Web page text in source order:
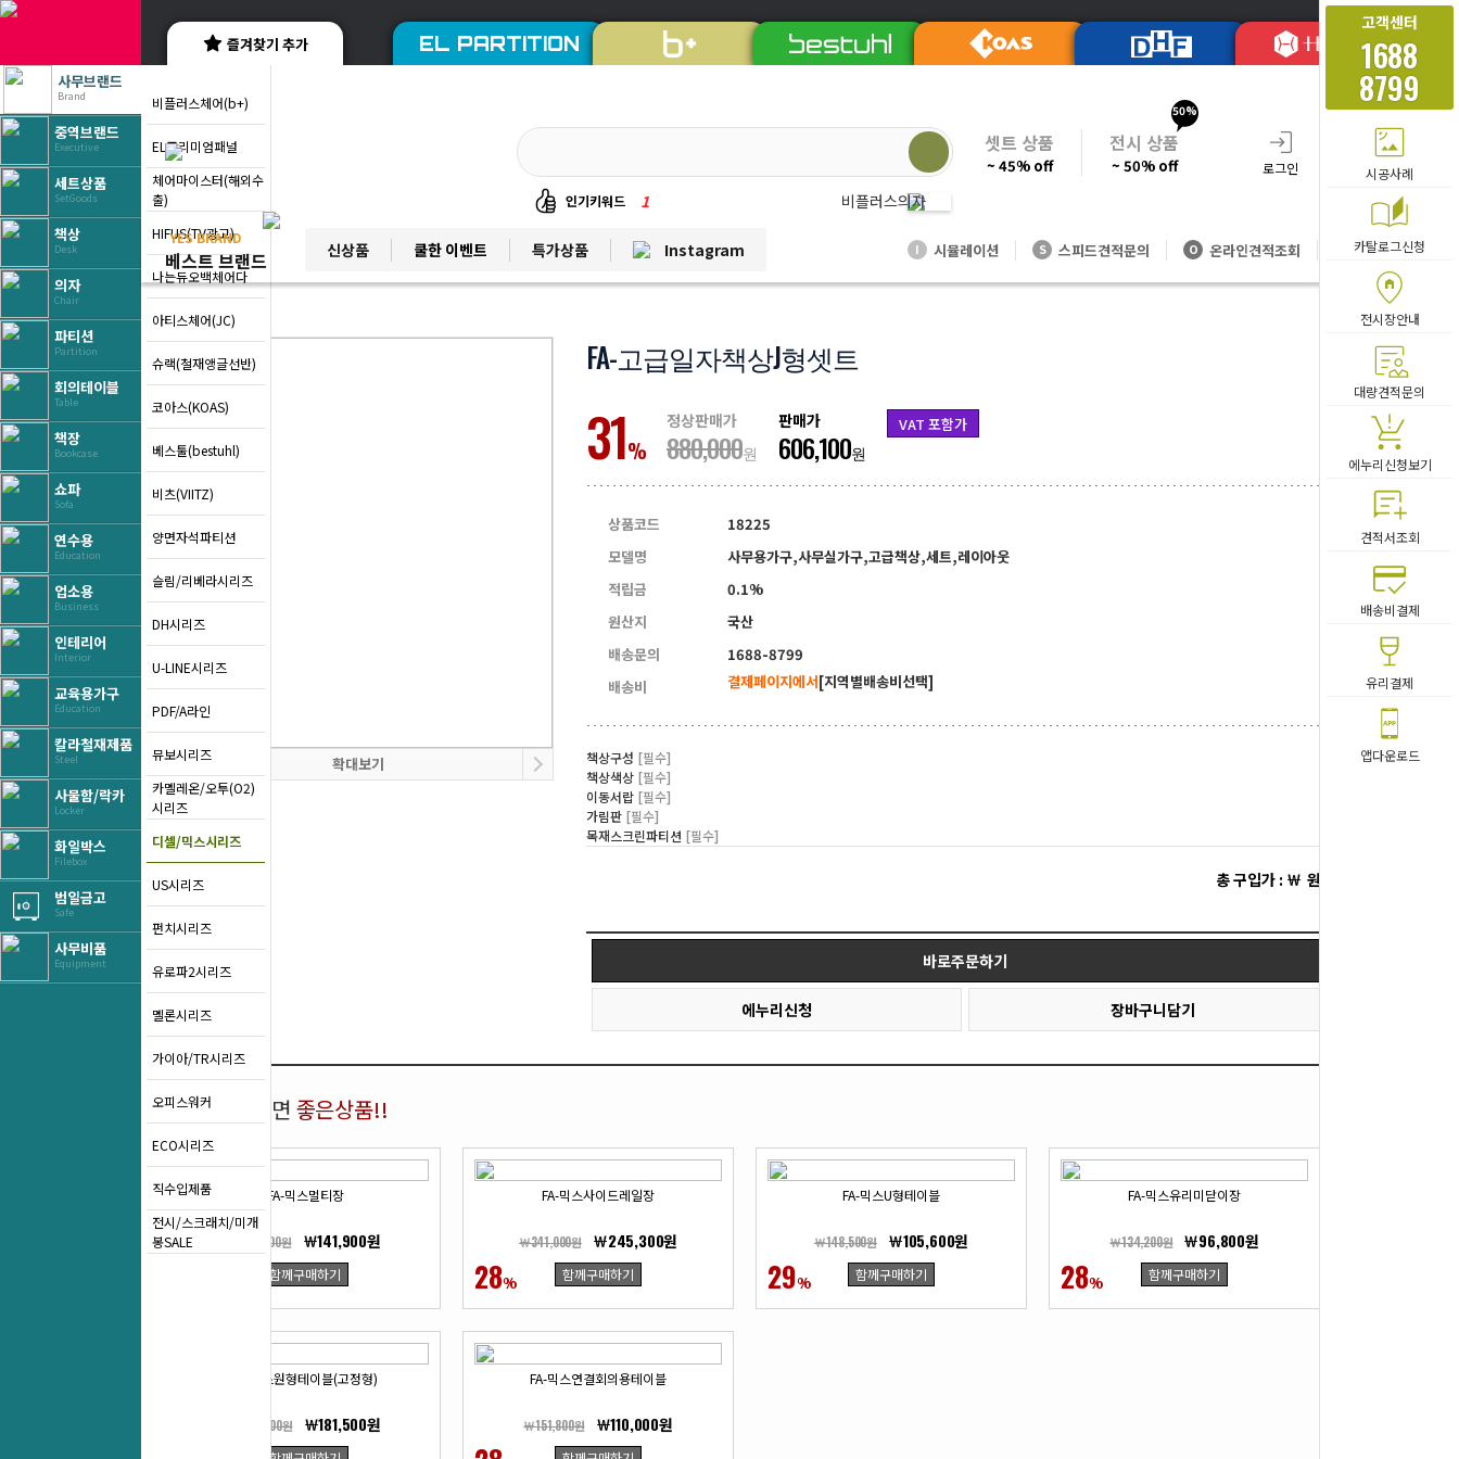
고객센터
1688
8799
시공사례
카탈로그신청
전시장안내
대량견적문의
에누리신청보기
견적서조회
배송비결제
유리결제
앱다운로드
사무브랜드
Brand
중역브랜드
Executive
세트상품
SetGoods
책상
Desk
의자
Chair
파티션
Partition
회의테이블
Table
책장
Bookcase
쇼파
Sofa
연수용
Education
업소용
Business
인테리어
Interior
교육용가구
Education
칼라철재제품
Steel
사물함/락카
Locker
화일박스
Filebox
범일금고
Safe
사무비품
Equipment
비플러스체어(b+)
EL프리미엄패널
체어마이스터(해외수
출)
HIFUS(TV광고)
나는듀오백체어다
아티스체어(JC)
슈랙(철재앵글선반)
코아스(KOAS)
베스툴(bestuhl)
비츠(VIITZ)
양면자석파티션
슬림/리베라시리즈
DH시리즈
U-LINE시리즈
PDF/A라인
뮤보시리즈
카멜레온/오투(O2)
시리즈
디셀/믹스시리즈
US시리즈
펀치시리즈
유로파2시리즈
멜론시리즈
가이아/TR시리즈
오피스워커
ECO시리즈
직수입제품
전시/스크래치/미개
봉SALE
즐겨찾기 추가 EL PARTITION
인기키워드 1
비플러스의자
칼라철재
6
퀸즈중역책상
듀오백체어
EL프리미엄파티션
셋트 상품
~ 45% off
50%
전시 상품
~ 50% off 로그인 주문조회
YES BRAND
베스트 브랜드 신상품 쿨한 이벤트 특가상품 Instagram I 시뮬레이션 S 스피드견적문의 O 온라인견적조회 대량방문견적
확대보기
FA-고급일자책상J형셋트
31%
정상판매가
880,000원
판매가
606,100원
VAT 포함가
상품코드
18225
모델명
사무용가구,사무실가구,고급책상,세트,레이아웃
적립금
0.1%
원산지
국산
배송문의
1688-8799
배송비
결제페이지에서[지역별배송비선택]
책상구성 [필수]
책상색상 [필수]
이동서랍 [필수]
가림판 [필수]
목재스크린파티션 [필수]
총 구입가 : ￦ 원
바로주문하기
에누리신청 장바구니담기
카테고리
함께 구매하면 좋은상품!!
FA-믹스멀티장
￦198,000원 ￦141,900원
함께구매하기 28%
FA-믹스사이드레일장
￦341,000원 ￦245,300원
함께구매하기 29%
FA-믹스U형테이블
￦148,500원 ￦105,600원
함께구매하기 28%
FA-믹스유리미닫이장
￦134,200원 ￦96,800원
함께구매하기
FA-믹스원형테이블(고정형)
￦258,500원 ￦181,500원
FA-믹스연결회의용테이블
￦151,800원 ￦110,000원